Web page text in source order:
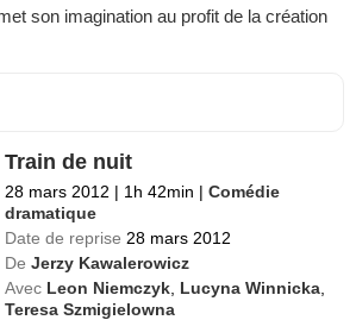
son imagination au profit de la création
Train de nuit
28 mars 2012 | 1h 42min | Comédie
dramatique
Date de reprise 28 mars 2012
De Jerzy Kawalerowicz
Avec Leon Niemczyk Lucyna Winnicka
Teresa Szmigielowna